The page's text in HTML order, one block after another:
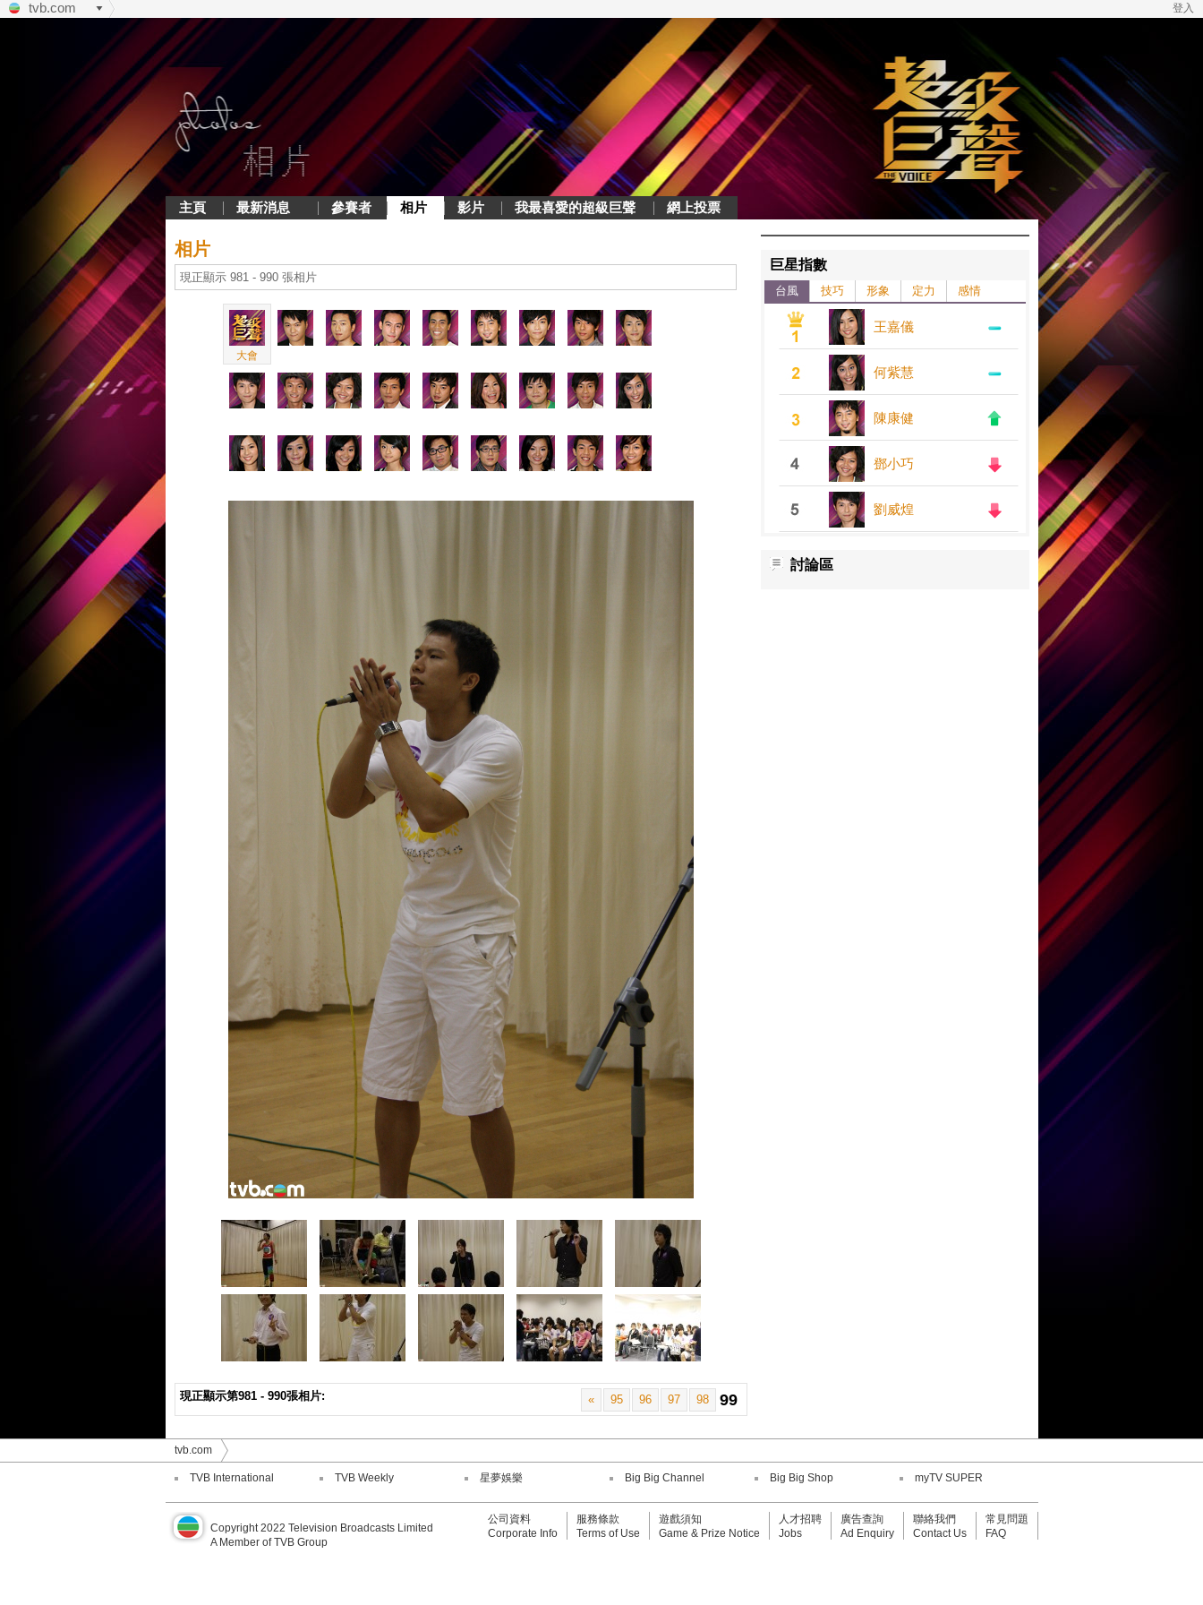
tvb.com 登入
主頁 最新消息 參賽者 相片 影片 我最喜愛的超級巨聲 網上投票
相片
現正顯示 981 - 990 張相片
大會
現正顯示第981 - 990張相片: « 95 96 97 98 99
巨星指數
台風 技巧 形象 定力 感情
王嘉儀
何紫慧
陳康健
鄧小巧
劉威煌
陳康健
討論區
tvb.com
TVB International TVB Weekly 星夢娛樂 Big Big Channel Big Big Shop myTV SUPER
Copyright 2022 Television Broadcasts Limited
A Member of TVB Group
公司資料
Corporate Info
服務條款
Terms of Use
遊戲須知
Game & Prize Notice
人才招聘
Jobs
廣告查詢
Ad Enquiry
聯絡我們
Contact Us
常見問題
FAQ